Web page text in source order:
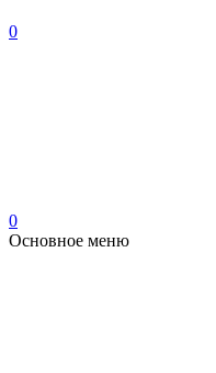
0
0
Основное меню